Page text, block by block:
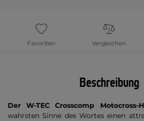
Favoriten Vergleichen
Beschreibung
Der W-TEC Crosscomp Motocross-
wahrsten Sinne des Wortes einen